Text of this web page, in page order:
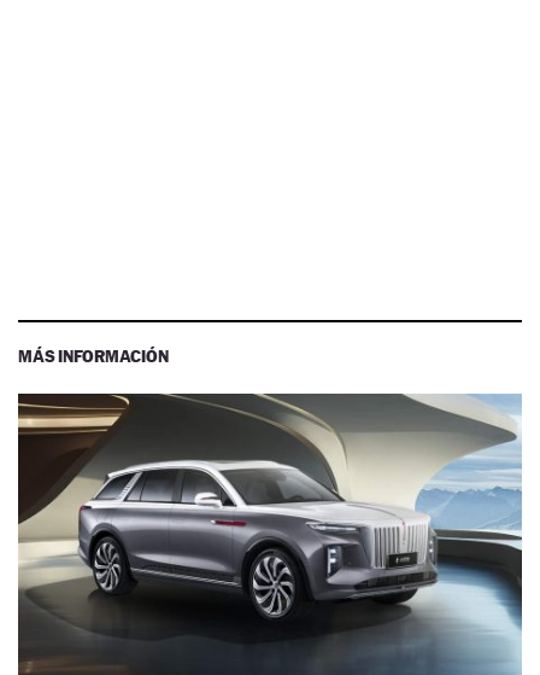
MÁS INFORMACIÓN